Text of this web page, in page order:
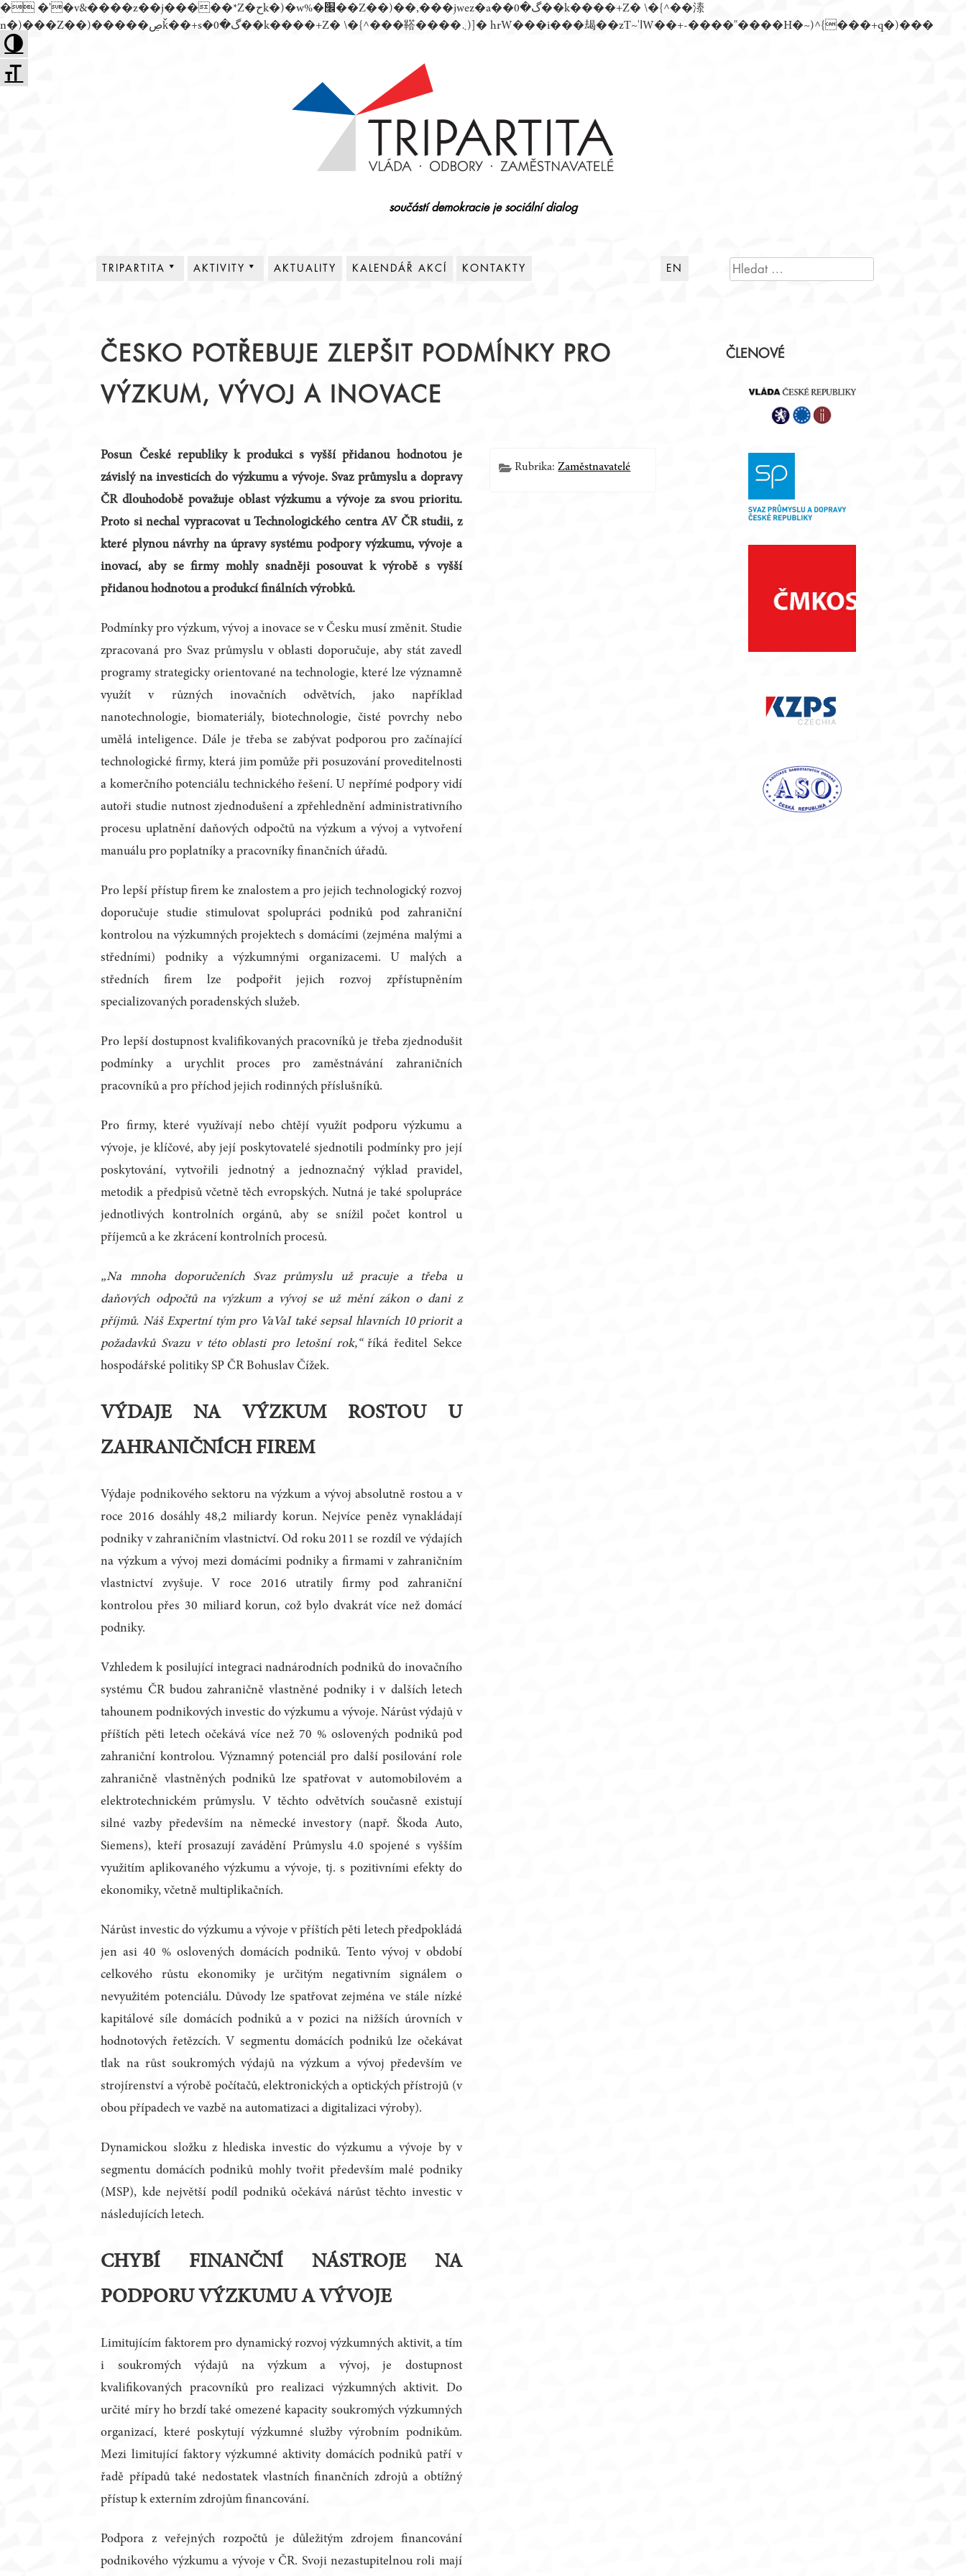
Toggle High Contrast
Toggle Font size
� �'�v&����z��j�����*Z�حk�)�w%�׬��Z��)��,���jwez�a��گ�0��k����+Z� \�{^��溙
n�)���Z��)�����ڝǩ��+s�گ�0��k����+Z� \�{^���鞳����܆)]� hrW���i���朅��zƬ~'ߊW��+-����"����H�~)^{���+q�)���
Přejít
k
obsahu
součástí demokracie je sociální dialog
TRIPARTITA
JEDNACÍ ŘÁD
ČLENOVÉ
ZAHRANIČNÍ PARTNEŘI
AKTIVITY
PRACOVNÍ TÝMY
KRAJSKÉ RADY
ZÁZNAMY Z JEDNÁNÍ
AKTUALITY KALENDÁŘ AKCÍ KONTAKTY EN VYHLEDÁVÁNÍ
ČESKO POTŘEBUJE ZLEPŠIT PODMÍNKY PRO
VÝZKUM, VÝVOJ A INOVACE
Posun České republiky k produkci s vyšší přidanou hodnotou je
závislý na investicích do výzkumu a vývoje. Svaz průmyslu a dopravy
ČR dlouhodobě považuje oblast výzkumu a vývoje za svou prioritu.
Proto si nechal vypracovat u Technologického centra AV ČR studii, z
které plynou návrhy na úpravy systému podpory výzkumu, vývoje a
inovací, aby se firmy mohly snadněji posouvat k výrobě s vyšší
přidanou hodnotou a produkcí finálních výrobků.
Podmínky pro výzkum, vývoj a inovace se v Česku musí změnit. Studie
zpracovaná pro Svaz průmyslu v oblasti doporučuje, aby stát zavedl
programy strategicky orientované na technologie, které lze významně
využít v různých inovačních odvětvích, jako například
nanotechnologie, biomateriály, biotechnologie, čisté povrchy nebo
umělá inteligence. Dále je třeba se zabývat podporou pro začínající
technologické firmy, která jim pomůže při posuzování proveditelnosti
a komerčního potenciálu technického řešení. U nepřímé podpory vidí
autoři studie nutnost zjednodušení a zpřehlednění administrativního
procesu uplatnění daňových odpočtů na výzkum a vývoj a vytvoření
manuálu pro poplatníky a pracovníky finančních úřadů.
Pro lepší přístup firem ke znalostem a pro jejich technologický rozvoj
doporučuje studie stimulovat spolupráci podniků pod zahraniční
kontrolou na výzkumných projektech s domácími (zejména malými a
středními) podniky a výzkumnými organizacemi. U malých a
středních firem lze podpořit jejich rozvoj zpřístupněním
specializovaných poradenských služeb.
Pro lepší dostupnost kvalifikovaných pracovníků je třeba zjednodušit
podmínky a urychlit proces pro zaměstnávání zahraničních
pracovníků a pro příchod jejich rodinných příslušníků.
Pro firmy, které využívají nebo chtějí využít podporu výzkumu a
vývoje, je klíčové, aby její poskytovatelé sjednotili podmínky pro její
poskytování, vytvořili jednotný a jednoznačný výklad pravidel,
metodik a předpisů včetně těch evropských. Nutná je také spolupráce
jednotlivých kontrolních orgánů, aby se snížil počet kontrol u
příjemců a ke zkrácení kontrolních procesů.
„Na mnoha doporučeních Svaz průmyslu už pracuje a třeba u
daňových odpočtů na výzkum a vývoj se už mění zákon o dani z
příjmů. Náš Expertní tým pro VaVaI také sepsal hlavních 10 priorit a
požadavků Svazu v této oblasti pro letošní rok,“říká ředitel Sekce
hospodářské politiky SP ČR Bohuslav Čížek.
VÝDAJE NA VÝZKUM ROSTOU U
ZAHRANIČNÍCH FIREM
Výdaje podnikového sektoru na výzkum a vývoj absolutně rostou a v
roce 2016 dosáhly 48,2 miliardy korun. Nejvíce peněz vynakládají
podniky v zahraničním vlastnictví. Od roku 2011 se rozdíl ve výdajích
na výzkum a vývoj mezi domácími podniky a firmami v zahraničním
vlastnictví zvyšuje. V roce 2016 utratily firmy pod zahraniční
kontrolou přes 30 miliard korun, což bylo dvakrát více než domácí
podniky.
Vzhledem k posilující integraci nadnárodních podniků do inovačního
systému ČR budou zahraničně vlastněné podniky i v dalších letech
tahounem podnikových investic do výzkumu a vývoje. Nárůst výdajů v
příštích pěti letech očekává více než 70 % oslovených podniků pod
zahraniční kontrolou. Významný potenciál pro další posilování role
zahraničně vlastněných podniků lze spatřovat v automobilovém a
elektrotechnickém průmyslu. V těchto odvětvích současně existují
silné vazby především na německé investory (např. Škoda Auto,
Siemens), kteří prosazují zavádění Průmyslu 4.0 spojené s vyšším
využitím aplikovaného výzkumu a vývoje, tj. s pozitivními efekty do
ekonomiky, včetně multiplikačních.
Nárůst investic do výzkumu a vývoje v příštích pěti letech předpokládá
jen asi 40 % oslovených domácích podniků. Tento vývoj v období
celkového růstu ekonomiky je určitým negativním signálem o
nevyužitém potenciálu. Důvody lze spatřovat zejména ve stále nízké
kapitálové síle domácích podniků a v pozici na nižších úrovních v
hodnotových řetězcích. V segmentu domácích podniků lze očekávat
tlak na růst soukromých výdajů na výzkum a vývoj především ve
strojírenství a výrobě počítačů, elektronických a optických přístrojů (v
obou případech ve vazbě na automatizaci a digitalizaci výroby).
Dynamickou složku z hlediska investic do výzkumu a vývoje by v
segmentu domácích podniků mohly tvořit především malé podniky
(MSP), kde největší podíl podniků očekává nárůst těchto investic v
následujících letech.
CHYBÍ FINANČNÍ NÁSTROJE NA
PODPORU VÝZKUMU A VÝVOJE
Limitujícím faktorem pro dynamický rozvoj výzkumných aktivit, a tím
i soukromých výdajů na výzkum a vývoj, je dostupnost
kvalifikovaných pracovníků pro realizaci výzkumných aktivit. Do
určité míry ho brzdí také omezené kapacity soukromých výzkumných
organizací, které poskytují výzkumné služby výrobním podnikům.
Mezi limitující faktory výzkumné aktivity domácích podniků patří v
řadě případů také nedostatek vlastních finančních zdrojů a obtížný
přístup k externím zdrojům financování.
Podpora z veřejných rozpočtů je důležitým zdrojem financování
podnikového výzkumu a vývoje v ČR. Svoji nezastupitelnou roli mají
Rubrika:Zaměstnavatelé
ČLENOVÉ